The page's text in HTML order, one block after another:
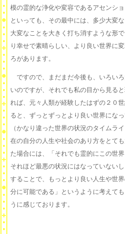
模の霊的な浄化や変容であるアセンシ
といっても、その最中には、多少大変
大変なことを大きく打ち消すような形
り幸せで素晴らしい、より良い世界に
ろがあります。
ですので、まだまだ今後も、いろい
いのですが、それでも私の目から見る
れば、元々人類が経験したはずの２０
ると、ずっとずっとより良い世界にな
（かなり違った世界の状況のタイムラ
在の自分の人生や社会のあり方をとて
た場合には、「それでも霊的にこの世
それほど最悪の状況にはなっていない
することで、もっとより良い人生や世
分に可能である」というように考えて
うに感じております。